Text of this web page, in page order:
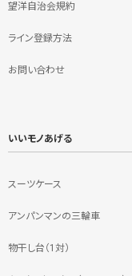
望洋自治会規約
ライン登録方法
お問い合わせ
いいモノあげる
スーツケース
アンパンマンの三輪車
物干し台（1対）